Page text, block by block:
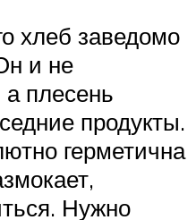
хлеб заведомо
и не
а плесень
продукты.
герметична
Нужно